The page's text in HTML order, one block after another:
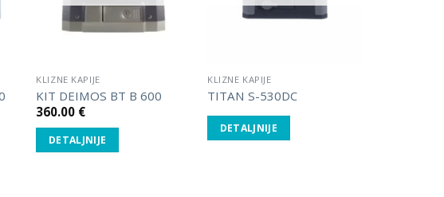
KLIZNE KAPIJE
KIT DEIMOS BT B 600
360.00 €
DETALJNIJE
KLIZNE KAPIJE
TITAN S-530DC
DETALJNIJE